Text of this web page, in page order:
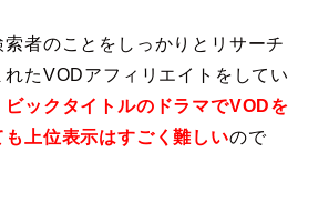
者のことをしっかりとリサーチ
れたVODアフィリエイトをしてい
ビックタイトルのドラマでVODを
上位表示はすごく難しいので